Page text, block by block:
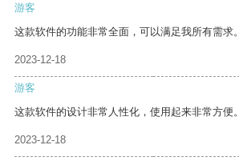
游客
这款软件的功能非常全面，可以满足我所有需求。
2023-12-18
游客
这款软件的设计非常人性化，使用起来非常方便。
2023-12-18